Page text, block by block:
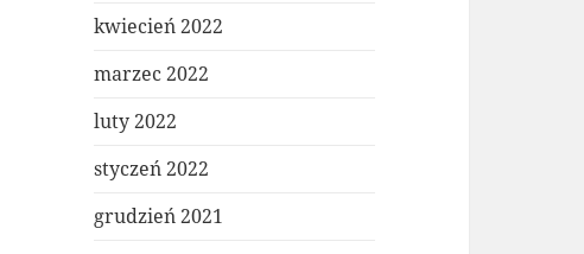
kwiecień 2022
marzec 2022
luty 2022
styczeń 2022
grudzień 2021